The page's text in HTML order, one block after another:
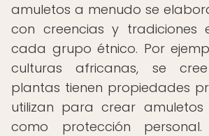
amuletos a menudo se
con creencias y tradiciones
cada grupo étnico. Por
culturas africanas, se
plantas tienen propiedades
utilizan para crear
como protección